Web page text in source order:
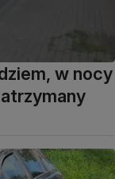
w nocy